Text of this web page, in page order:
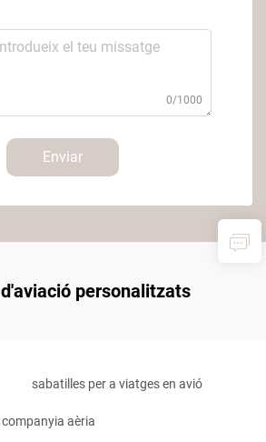
0/1000
Enviar
personalitzats
sabatilles per a viatges en avió
aèria